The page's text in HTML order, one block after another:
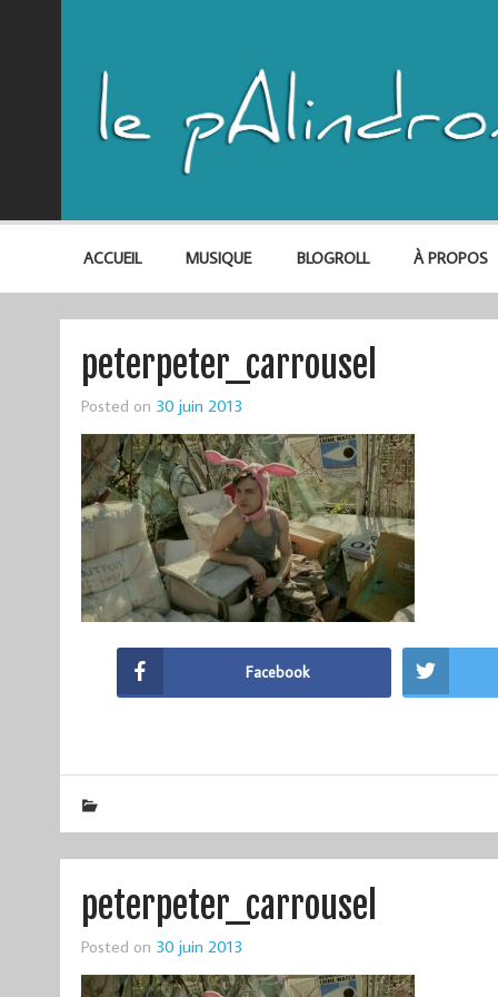
ACCUEIL MUSIQUE BLOGROLL À PROPOS
peterpeter_carrousel
Posted on 30 juin 2013
Facebook
peterpeter_carrousel
Posted on 30 juin 2013